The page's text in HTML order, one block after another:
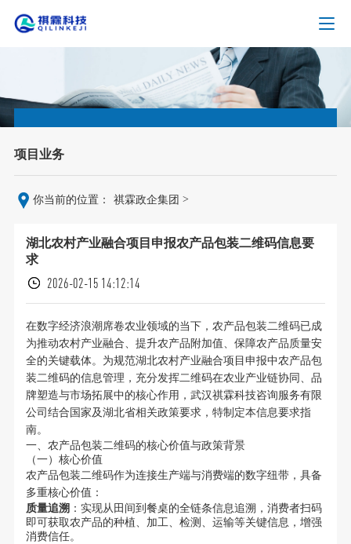
项目业务
你当前的位置： 祺霖政企集团 >
湖北农村产业融合项目申报农产品包装二维码信息要
求
2026-02-15 14:12:14
在数字经济浪潮席卷农业领域的当下，农产品包装二维码已成
为推动农村产业融合、提升农产品附加值、保障农产品质量安
全的关键载体。为规范湖北农村产业融合项目申报中农产品包
装二维码的信息管理，充分发挥二维码在农业产业链协同、品
牌塑造与市场拓展中的核心作用，武汉祺霖科技咨询服务有限
公司结合国家及湖北省相关政策要求，特制定本信息要求指
南。
一、农产品包装二维码的核心价值与政策背景
（一）核心价值
农产品包装二维码作为连接生产端与消费端的数字纽带，具备
多重核心价值：
质量追溯 ：实现从田间到餐桌的全链条信息追溯，消费者扫码
即可获取农产品的种植、加工、检测、运输等关键信息，增强
消费信任。